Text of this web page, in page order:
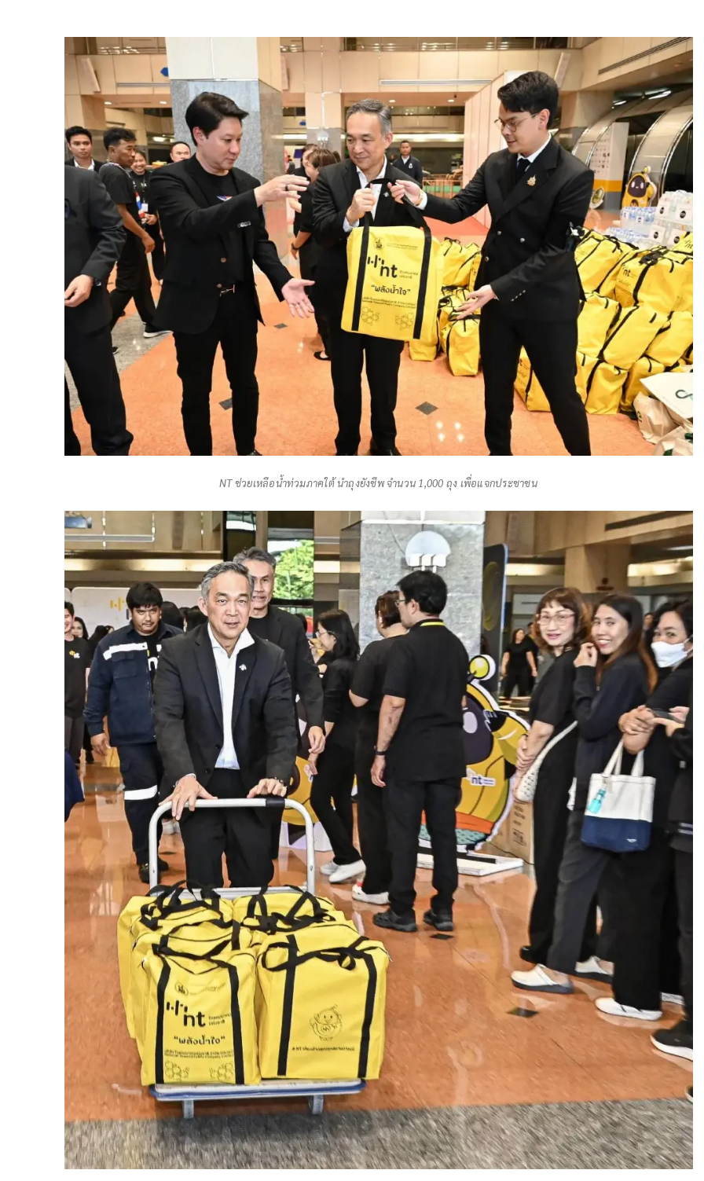
NT ช่วยเหลือน้ำท่วมภาคใต้ นำถุงยังชีพ จำนวน 1,000 ถุง เพื่อแจกประชาชน